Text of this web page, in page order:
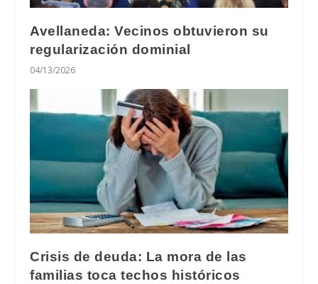
Avellaneda: Vecinos obtuvieron su
regularización dominial
04/13/2026
Crisis de deuda: La mora de las
familias toca techos históricos